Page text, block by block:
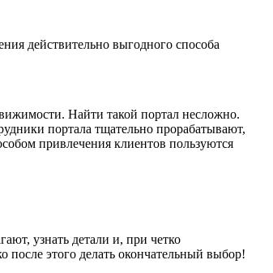
действительно выгодного способа
Найти такой портал несложно.
портала тщательно прорабатывают,
привлечения клиентов пользуются
узнать детали и, при четко
этого делать окончательный выбор!